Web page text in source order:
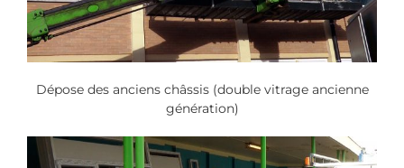
Dépose des anciens châssis (double vitrage ancienne
génération)